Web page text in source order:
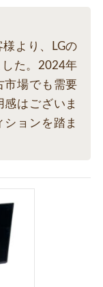
より、LGの
た。2024年
市場でも需要
はございま
ョンを踏ま